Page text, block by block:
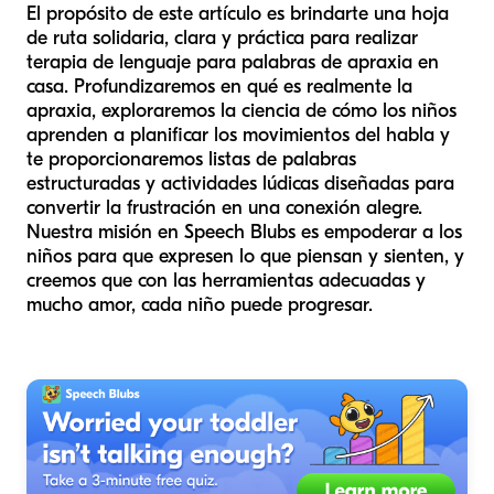
El propósito de este artículo es brindarte una hoja
de ruta solidaria, clara y práctica para realizar
terapia de lenguaje para palabras de apraxia en
casa. Profundizaremos en qué es realmente la
apraxia, exploraremos la ciencia de cómo los niños
aprenden a planificar los movimientos del habla y
te proporcionaremos listas de palabras
estructuradas y actividades lúdicas diseñadas para
convertir la frustración en una conexión alegre.
Nuestra misión en Speech Blubs es empoderar a los
niños para que expresen lo que piensan y sienten, y
creemos que con las herramientas adecuadas y
mucho amor, cada niño puede progresar.